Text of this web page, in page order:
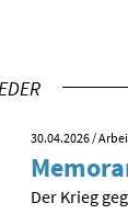
30.04.2026/
Der Krieg